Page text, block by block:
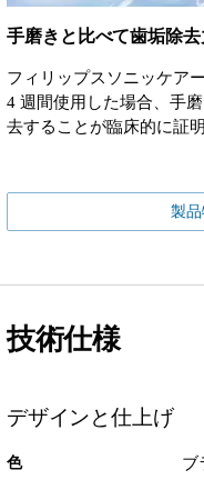
手磨きと比べて歯垢除去
フィリップスソニッケア
4 週間使用した場合、手
去することが臨床的に証
製
技術仕様
デザインと仕上げ
色 ブ